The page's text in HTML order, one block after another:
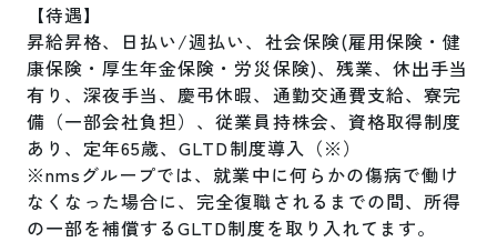
【待遇】
昇給昇格、日払い/週払い、社会保険(雇用保険・健
康保険・厚生年金保険・労災保険)、残業、休出手当
有り、深夜手当、慶弔休暇、通勤交通費支給、寮完
備（一部会社負担）、従業員持株会、資格取得制度
あり、定年65歳、GLTD制度導入（※）
※nmsグループでは、就業中に何らかの傷病で働け
なくなった場合に、完全復職されるまでの間、所得
の一部を補償するGLTD制度を取り入れてます。